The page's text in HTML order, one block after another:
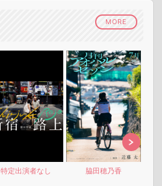
MORE
特定出演者なし 脇田穂乃香